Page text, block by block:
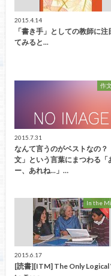
2015.4.14
「書き手」としての教師に注
てみると...
作
2015.7.31
なんて言うのがベストなの？
文」という言葉にまつわる「
ー、あれね...」…
In the
2015.6.17
[読書][ITM] The Only Logical